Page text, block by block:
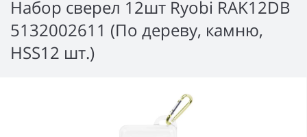
Набор сверел 12шт Ryobi RAK12DB
5132002611 (По дереву, камню,
HSS12 шт.)